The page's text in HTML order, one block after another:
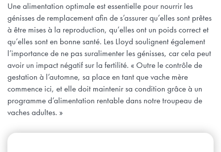
Une alimentation optimale est essentielle pour nourrir les
génisses de remplacement afin de s’assurer qu’elles sont prêtes
à être mises à la reproduction, qu’elles ont un poids correct et
qu’elles sont en bonne santé. Les Lloyd soulignent également
l’importance de ne pas suralimenter les génisses, car cela peut
avoir un impact négatif sur la fertilité. « Outre le contrôle de
gestation à l’automne, sa place en tant que vache mère
commence ici, et elle doit maintenir sa condition grâce à un
programme d’alimentation rentable dans notre troupeau de
vaches adultes. »